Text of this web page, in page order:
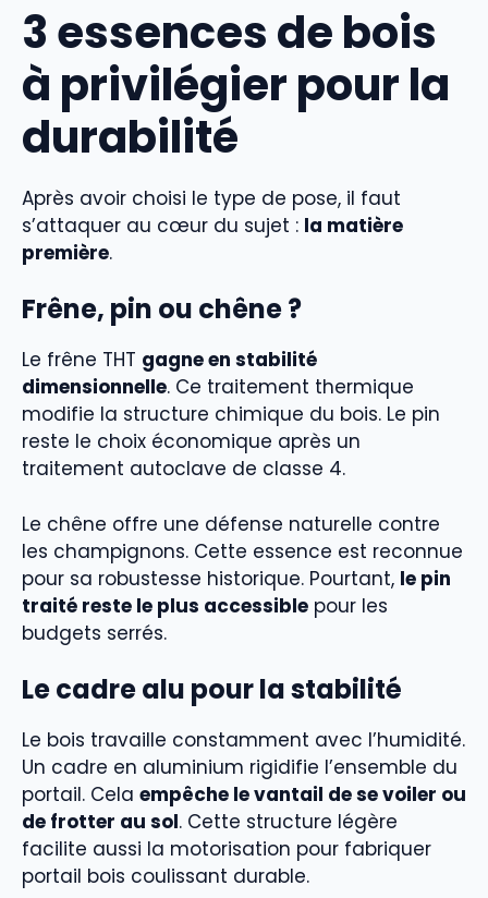
3 essences de bois
à privilégier pour la
durabilité
Après avoir choisi le type de pose, il faut
s’attaquer au cœur du sujet : la matière
première.
Frêne, pin ou chêne ?
Le frêne THT gagne en stabilité
dimensionnelle. Ce traitement thermique
modifie la structure chimique du bois. Le pin
reste le choix économique après un
traitement autoclave de classe 4.
Le chêne offre une défense naturelle contre
les champignons. Cette essence est reconnue
pour sa robustesse historique. Pourtant, le pin
traité reste le plus accessible pour les
budgets serrés.
Le cadre alu pour la stabilité
Le bois travaille constamment avec l’humidité.
Un cadre en aluminium rigidifie l’ensemble du
portail. Cela empêche le vantail de se voiler ou
de frotter au sol. Cette structure légère
facilite aussi la motorisation pour fabriquer
portail bois coulissant durable.